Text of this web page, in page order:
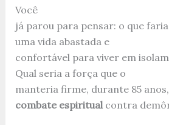
Você
já parou para pensar: o que
uma vida abastada e
confortável para viver em
Qual seria a força que o
manteria firme, durante 85
combate espiritualcontra